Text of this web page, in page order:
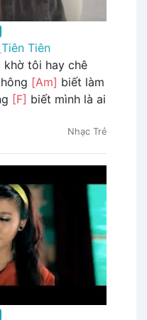
Tiên Tiên
khờ tôi hay chê
[Am] biết làm
[F] biết mình là ai
Nhạc Trẻ